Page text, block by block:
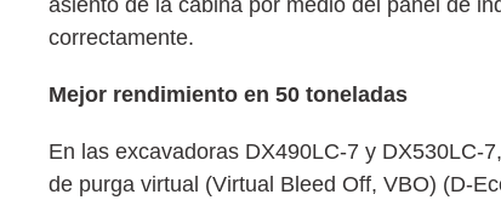
correctamente.
Mejor rendimiento en 50 toneladas
En las excavadoras DX490LC-7 y DX530LC-
de purga virtual (Virtual Bleed Off, VBO) (D-